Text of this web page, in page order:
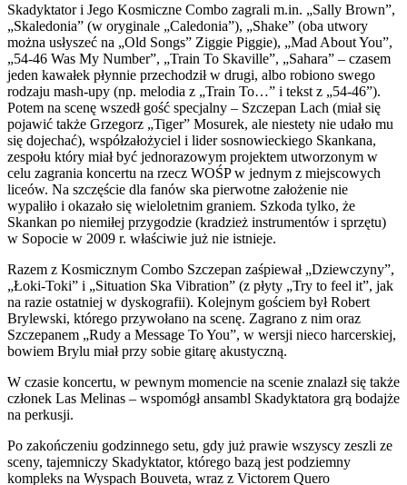
Skadyktator i Jego Kosmiczne Combo zagrali m.in. „Sally Brown”,
„Skaledonia” (w oryginale „Caledonia”), „Shake” (oba utwory
można usłyszeć na „Old Songs” Ziggie Piggie), „Mad About You”,
„54-46 Was My Number”, „Train To Skaville”, „Sahara” – czasem
jeden kawałek płynnie przechodził w drugi, albo robiono swego
rodzaju mash-upy (np. melodia z „Train To…” i tekst z „54-46”).
Potem na scenę wszedł gość specjalny – Szczepan Lach (miał się
pojawić także Grzegorz „Tiger” Mosurek, ale niestety nie udało mu
się dojechać), współzałożyciel i lider sosnowieckiego Skankana,
zespołu który miał być jednorazowym projektem utworzonym w
celu zagrania koncertu na rzecz WOŚP w jednym z miejscowych
liceów. Na szczęście dla fanów ska pierwotne założenie nie
wypaliło i okazało się wieloletnim graniem. Szkoda tylko, że
Skankan po niemiłej przygodzie (kradzież instrumentów i sprzętu)
w Sopocie w 2009 r. właściwie już nie istnieje.
Razem z Kosmicznym Combo Szczepan zaśpiewał „Dziewczyny”,
„Łoki-Toki” i „Situation Ska Vibration” (z płyty „Try to feel it”, jak
na razie ostatniej w dyskografii). Kolejnym gościem był Robert
Brylewski, którego przywołano na scenę. Zagrano z nim oraz
Szczepanem „Rudy a Message To You”, w wersji nieco harcerskiej,
bowiem Brylu miał przy sobie gitarę akustyczną.
W czasie koncertu, w pewnym momencie na scenie znalazł się także
członek Las Melinas – wspomógł ansambl Skadyktatora grą bodajże
na perkusji.
Po zakończeniu godzinnego setu, gdy już prawie wszyscy zeszli ze
sceny, tajemniczy Skadyktator, którego bazą jest podziemny
kompleks na Wyspach Bouveta, wraz z Victorem Quero